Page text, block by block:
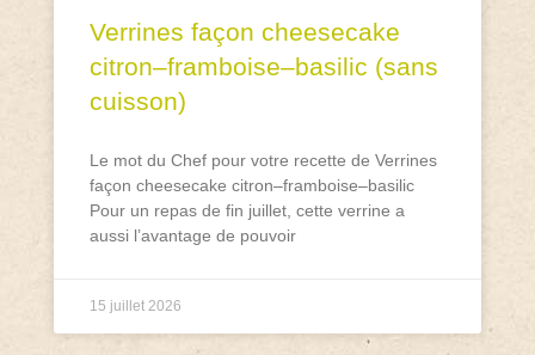
Verrines façon cheesecake
citron–framboise–basilic (sans
cuisson)
Le mot du Chef pour votre recette de Verrines
façon cheesecake citron–framboise–basilic
Pour un repas de fin juillet, cette verrine a
aussi l’avantage de pouvoir
15 juillet 2026